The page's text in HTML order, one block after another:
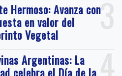
3
Hermoso: Avanza con
en valor del
Vegetal
4
Argentinas: La
celebra el Día de la